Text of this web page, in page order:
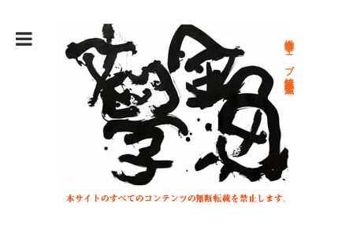
総合文学ウェブ情報誌 文学金魚